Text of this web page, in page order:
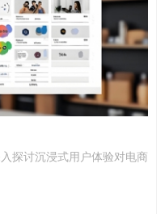
探讨沉浸式用户体验对电商